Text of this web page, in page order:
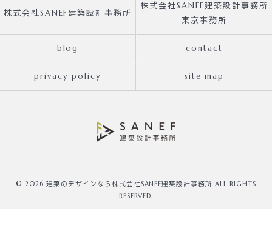
株式会社SANEF建築設計事務所
株式会社SANEF建築設計事務所
東京事務所
blog contact
privacy policy site map
© 2026 建築のデザインなら株式会社SANEF建築設計事務所 ALL RIGHTS
RESERVED.